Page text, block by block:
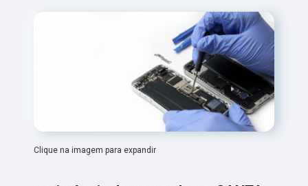
Clique na imagem para expandir